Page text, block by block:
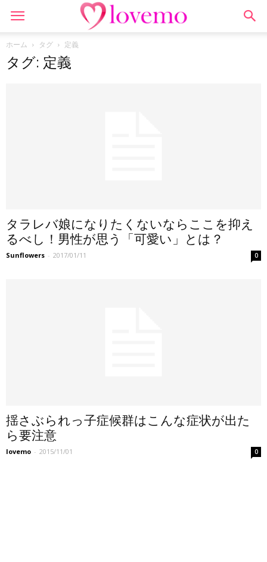
ホーム タグ 定義
タグ: 定義
タラレバ娘になりたくないならここを抑え
るべし！男性が思う「可愛い」とは？
Sunflowers - 2017/01/11 0
揺さぶられっ子症候群はこんな症状が出た
ら要注意
lovemo - 2015/11/01 0